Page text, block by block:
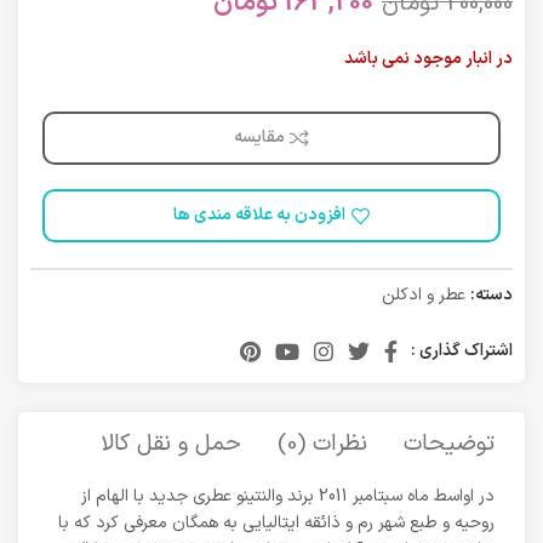
در انبار موجود نمی باشد
مقایسه
افزودن به علاقه مندی ها
دسته: عطر و ادکلن
اشتراک گذاری :
توضیحات نظرات (0) حمل و نقل کالا
در اواسط ماه سبتامبر 2011 برند والنتینو عطری جدید با الهام از
روحیه و طبع شهر رم و ذائقه ایتالیایی به همگان معرفی کرد که با